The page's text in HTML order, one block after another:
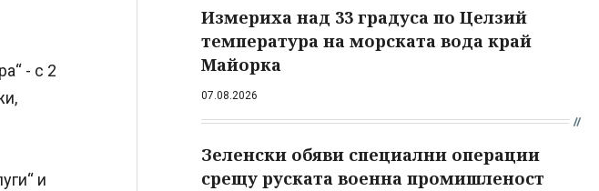
- с 2
и
Измериха над 33 градуса по Целзий
температура на морската вода край
Майорка
07.08.2026
Зеленски обяви специални операции
срещу руската военна промишленост